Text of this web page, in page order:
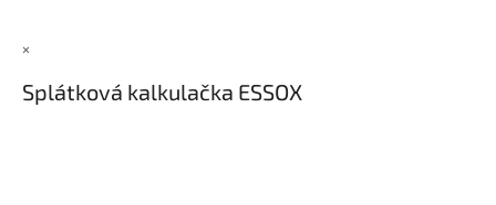
×
Splátková kalkulačka ESSOX